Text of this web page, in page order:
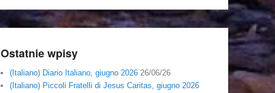
Ostatnie wpisy
(Italiano) Diario Italiano, giugno 2026 26/06/26
(Italiano) Piccoli Fratelli di Jesus Caritas, giugno 2026